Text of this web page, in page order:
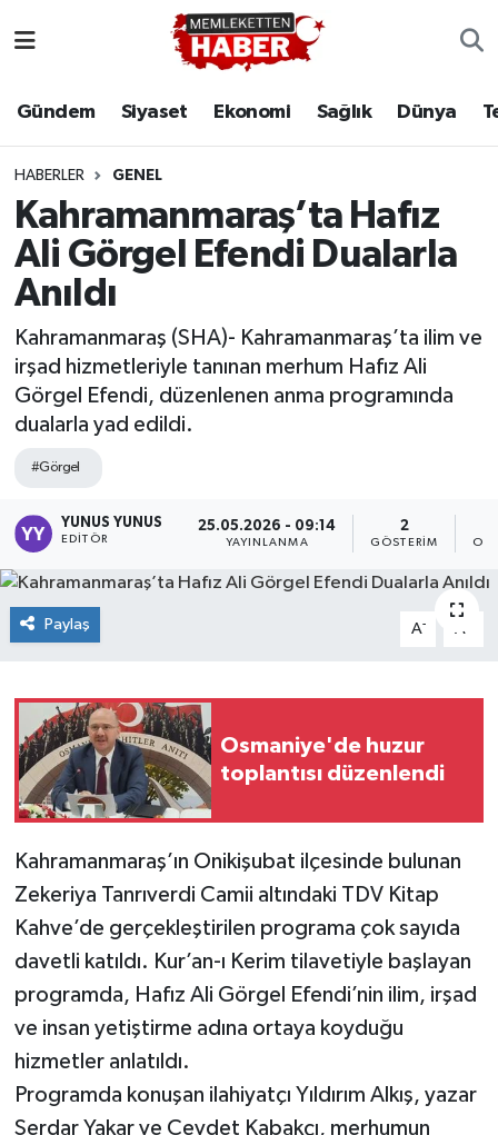
Gündem Siyaset Ekonomi Sağlık Dünya
HABERLER GENEL
Kahramanmaraş’ta Hafız
Ali Görgel Efendi Dualarla
Anıldı
Kahramanmaraş (SHA)- Kahramanmaraş’ta ilim ve
irşad hizmetleriyle tanınan merhum Hafız Ali
Görgel Efendi, düzenlenen anma programında
dualarla yad edildi.
#Görgel
YUNUS YUNUS
EDITÖR
25.05.2026 - 09:14
YAYINLANMA
2
GÖSTERIM
Paylaş A- A
Osmaniye'de huzur
toplantısı düzenlendi
Kahramanmaraş’ın Onikişubat ilçesinde bulunan
Zekeriya Tanrıverdi Camii altındaki TDV Kitap
Kahve’de gerçekleştirilen programa çok sayıda
davetli katıldı. Kur’an-ı Kerim tilavetiyle başlayan
programda, Hafız Ali Görgel Efendi’nin ilim, irşad
ve insan yetiştirme adına ortaya koyduğu
hizmetler anlatıldı.
Programda konuşan ilahiyatçı Yıldırım Alkış, yazar
Serdar Yakar ve Cevdet Kabakçı, merhumun